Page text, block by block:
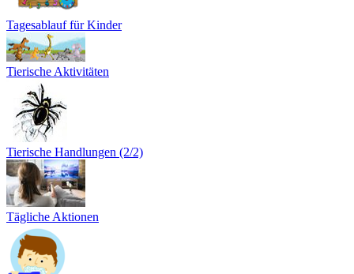
Tagesablauf für Kinder
Tierische Aktivitäten
Tierische Handlungen (2/2)
Tägliche Aktionen